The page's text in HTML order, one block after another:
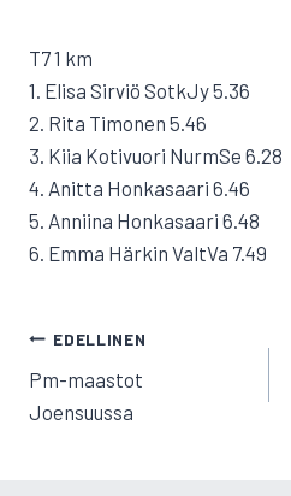
T7 1 km
1. Elisa Sirviö SotkJy 5.36
2. Rita Timonen 5.46
3. Kiia Kotivuori NurmSe 6.28
4. Anitta Honkasaari 6.46
5. Anniina Honkasaari 6.48
6. Emma Härkin ValtVa 7.49
ARTIKKELIEN
SELAUS
EDELLINEN
Pm-maastot
Joensuussa